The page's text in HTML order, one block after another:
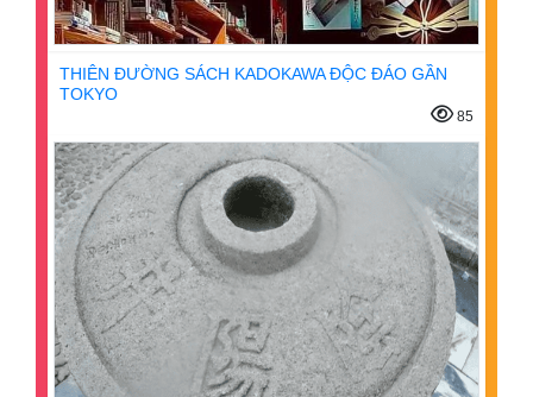
THIÊN ĐƯỜNG SÁCH KADOKAWA ĐỘC ĐÁO GẦN
TOKYO
85